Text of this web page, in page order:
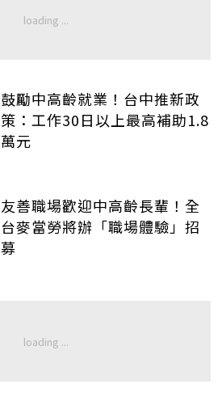
鼓勵中高齡就業！台中推新政
策：工作30日以上最高補助1.8
萬元
友善職場歡迎中高齡長輩！全
台麥當勞將辦「職場體驗」招
募